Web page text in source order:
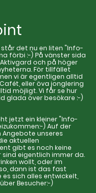
det nu en liten "Info-
förbi :-) På vänster sida
och på höger
För tillfället
vi är egentligen alltid
eller öva jonglering
möjligt. Vi får se hur
glada över besökare :-)
jetzt ein kleiner "Info-
) Auf der
Angebote unseres
aktuellen
gibt es noch keine
eigentlich immer da.
wollt, oder im
dann ist das fast
sich alles entwickelt,
Besucher:-)